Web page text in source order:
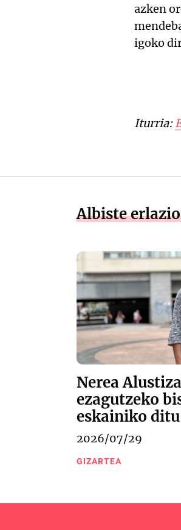
azken
igoko
Iturria:
Albiste
Nerea
ezagutzeko
eskainiko
2026/07/29
GIZARTEA